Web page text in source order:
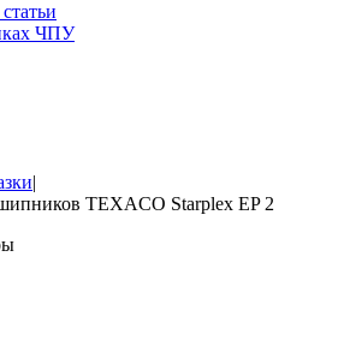
ЧПУ
|
TEXACO Starplex EP 2